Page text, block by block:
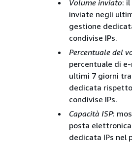
Volume inviato:
inviate negli
gestione
condivise IPs.
Percentuale del
percentuale di
ultimi 7 giorni
dedicata
condivise IPs.
Capacità ISP:
posta
dedicata IPs nel